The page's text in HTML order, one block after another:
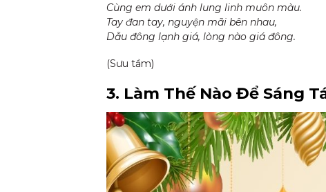
Cùng em dưới ánh lung linh muôn màu.
Tay đan tay, nguyện mãi bên nhau,
Dẫu đông lạnh giá, lòng nào giá đông.
(Sưu tầm)
3. Làm Thế Nào Để Sáng